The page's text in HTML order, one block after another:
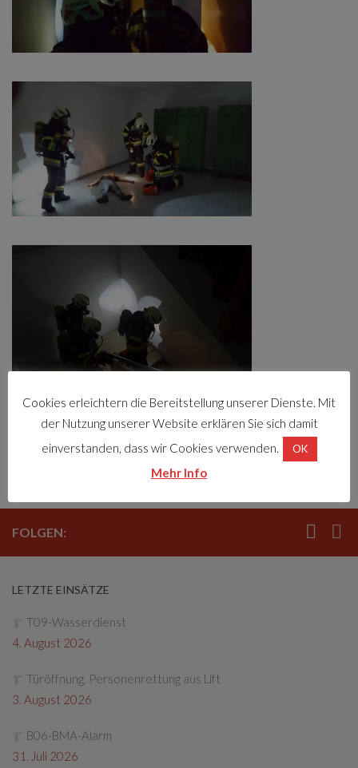
FOLGEN:
LETZTE EINSÄTZE
T09-Wasserdienst
4. August 2026
Türöffnung, Personenrettung aus Lift
3. August 2026
B06-BMA-Alarm
31. Juli 2026
Cookies erleichtern die Bereitstellung unserer Dienste. Mit
der Nutzung unserer Website erklären Sie sich damit
einverstanden, dass wir Cookies verwenden.
OK
Mehr Info